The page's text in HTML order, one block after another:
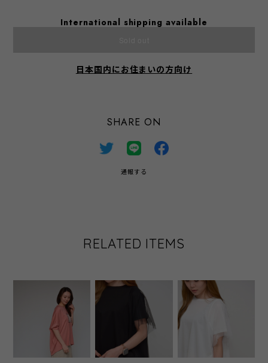
International shipping available
日本国内にお住まいの方向け
SHARE ON
通報する
RELATED ITEMS